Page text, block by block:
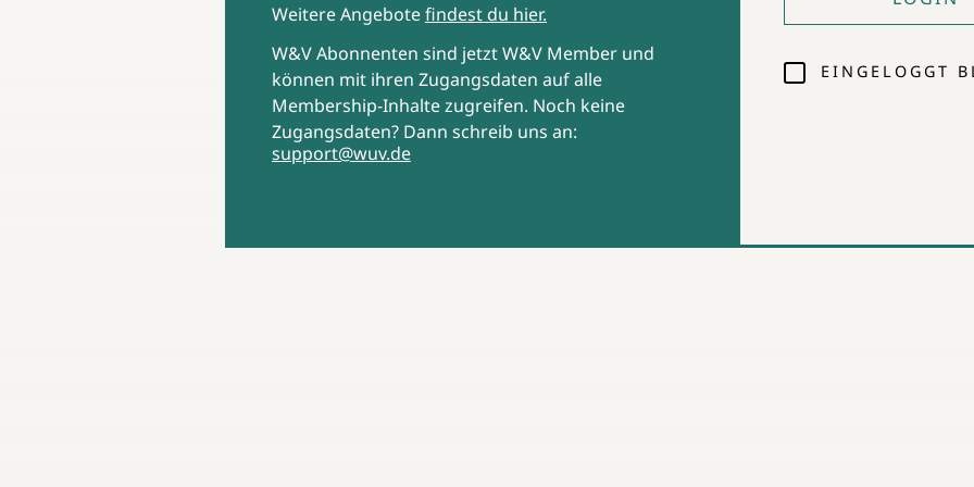
Weitere Angebotefindest du hier.
W&V Abonnenten sind jetzt W&V Member und
können mit ihren Zugangsdaten auf alle
Membership-Inhalte zugreifen. Noch keine
Zugangsdaten? Dann schreib uns an:
support@wuv.de
EINGELOGGT